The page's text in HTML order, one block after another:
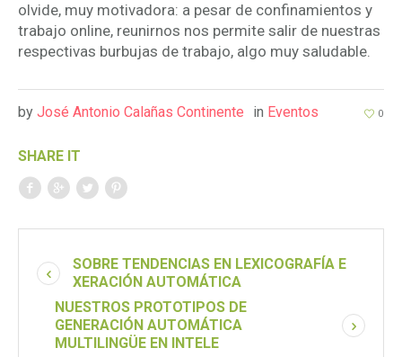
olvide, muy motivadora: a pesar de confinamientos y
trabajo online, reunirnos nos permite salir de nuestras
respectivas burbujas de trabajo, algo muy saludable.
0
by José Antonio Calañas Continente in Eventos
SHARE IT
SOBRE TENDENCIAS EN LEXICOGRAFÍA E
XERACIÓN AUTOMÁTICA
NUESTROS PROTOTIPOS DE
GENERACIÓN AUTOMÁTICA
MULTILINGÜE EN INTELE